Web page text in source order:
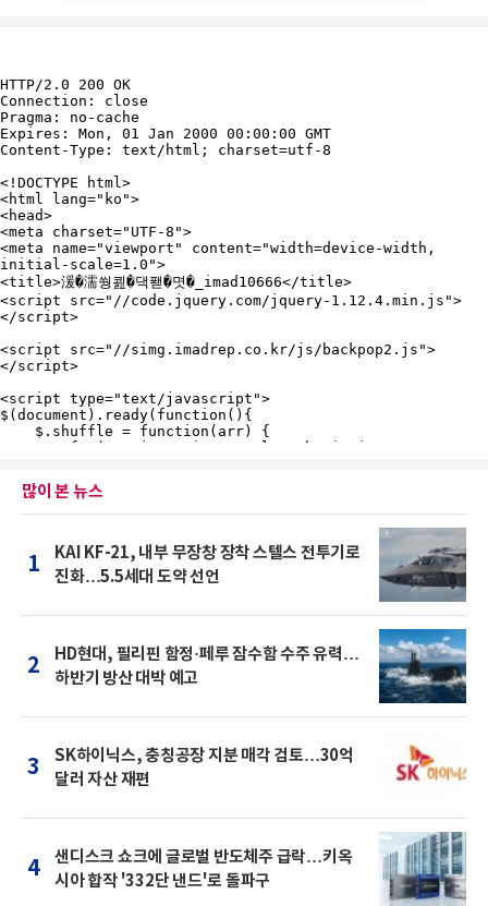
많이 본 뉴스
1
KAI KF-21, 내부 무장창 장착 스텔스 전투기로
진화…5.5세대 도약 선언
2
HD현대, 필리핀 함정·페루 잠수함 수주 유력…
하반기 방산 대박 예고
3
SK하이닉스, 충칭공장 지분 매각 검토…30억
달러 자산 재편
4
샌디스크 쇼크에 글로벌 반도체주 급락…키옥
시아 합작 '332단 낸드'로 돌파구